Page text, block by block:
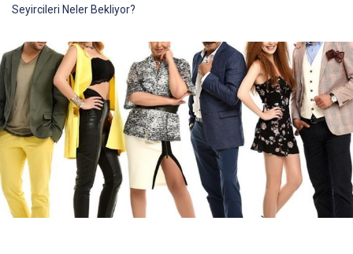
Seyircileri Neler Bekliyor?